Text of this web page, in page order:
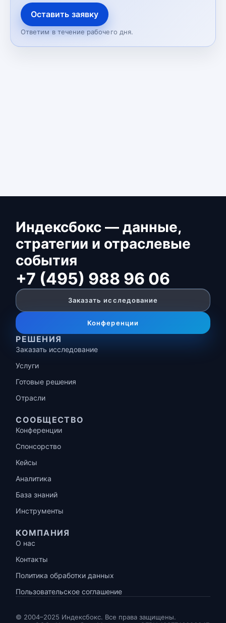
Оставить заявку
Ответим в течение рабочего дня.
Индексбокс — данные,
стратегии и отраслевые
события
+7 (495) 988 96 06
Заказать исследование
Конференции
РЕШЕНИЯ
Заказать исследование
Услуги
Готовые решения
Отрасли
СООБЩЕСТВО
Конференции
Спонсорство
Кейсы
Аналитика
База знаний
Инструменты
КОМПАНИЯ
О нас
Контакты
Политика обработки данных
Пользовательское соглашение
© 2004–2025 Индексбокс. Все права защищены.